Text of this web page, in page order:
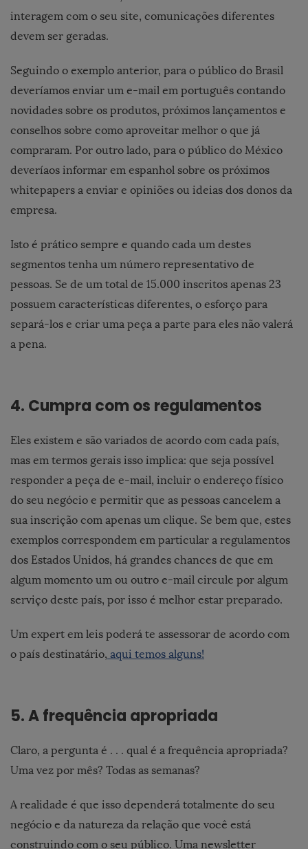
interagem com o seu site, comunicações diferentes
devem ser geradas.
Seguindo o exemplo anterior, para o público do Brasil
deveríamos enviar um e-mail em português contando
novidades sobre os produtos, próximos lançamentos e
conselhos sobre como aproveitar melhor o que já
compraram. Por outro lado, para o público do México
deveríaos informar em espanhol sobre os próximos
whitepapers a enviar e opiniões ou ideias dos donos da
empresa.
Isto é prático sempre e quando cada um destes
segmentos tenha um número representativo de
pessoas. Se de um total de 15.000 inscritos apenas 23
possuem características diferentes, o esforço para
separá-los e criar uma peça a parte para eles não valerá
a pena.
4. Cumpra com os regulamentos
Eles existem e são variados de acordo com cada país,
mas em termos gerais isso implica: que seja possível
responder a peça de e-mail, incluir o endereço físico
do seu negócio e permitir que as pessoas cancelem a
sua inscrição com apenas um clique. Se bem que, estes
exemplos correspondem em particular a regulamentos
dos Estados Unidos, há grandes chances de que em
algum momento um ou outro e-mail circule por algum
serviço deste país, por isso é melhor estar preparado.
Um expert em leis poderá te assessorar de acordo com
o país destinatário, aqui temos alguns!
5. A frequência apropriada
Claro, a pergunta é . . . qual é a frequência apropriada?
Uma vez por mês? Todas as semanas?
A realidade é que isso dependerá totalmente do seu
negócio e da natureza da relação que você está
construindo com o seu público. Uma newsletter